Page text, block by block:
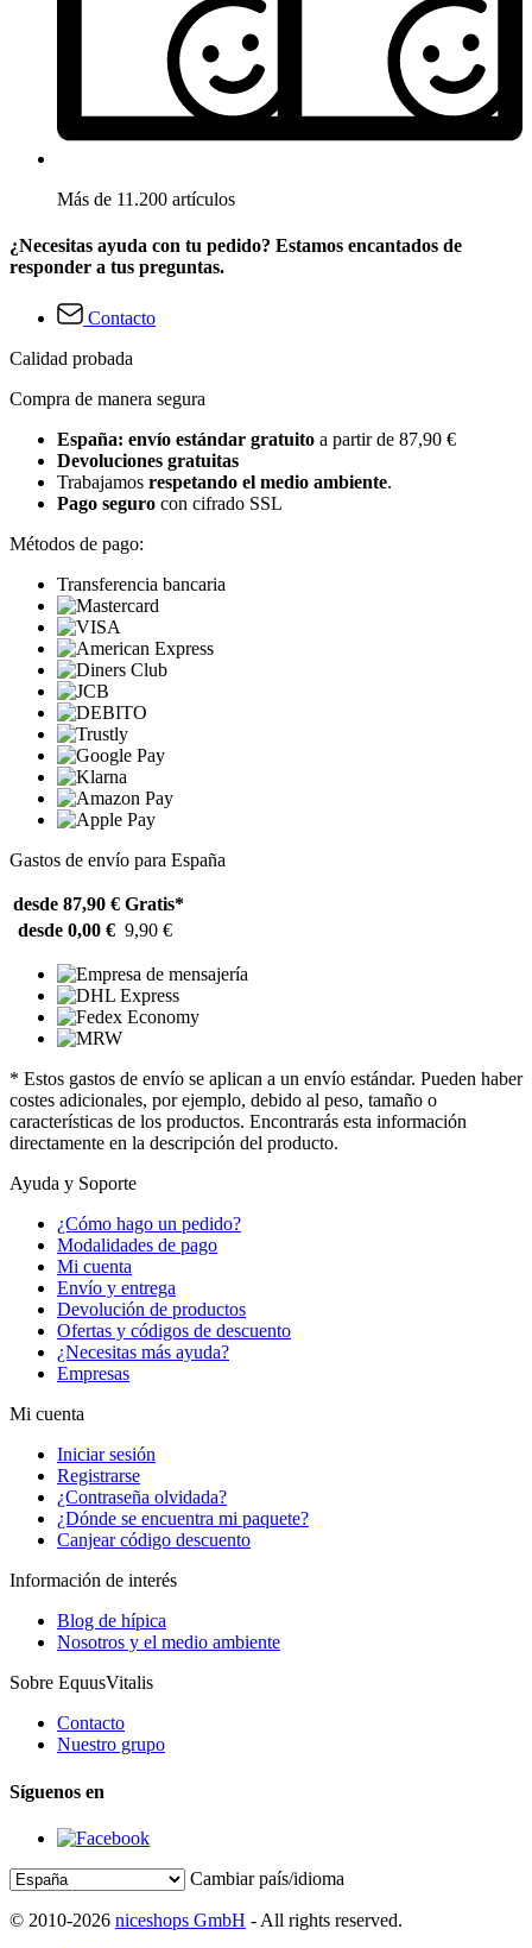
Más de 11.200 artículos
¿Necesitas ayuda con tu pedido? Estamos encantados de
responder a tus preguntas.
Contacto
Calidad probada
Compra de manera segura
España: envío estándar gratuito a partir de 87,90 €
Devoluciones gratuitas
Trabajamos respetando el medio ambiente.
Pago seguro con cifrado SSL
Métodos de pago:
Transferencia bancaria
Gastos de envío para España
desde 87,90 € Gratis*
desde 0,00 € 9,90 €
* Estos gastos de envío se aplican a un envío estándar. Pueden haber
costes adicionales, por ejemplo, debido al peso, tamaño o
características de los productos. Encontrarás esta información
directamente en la descripción del producto.
Ayuda y Soporte
¿Cómo hago un pedido?
Modalidades de pago
Mi cuenta
Envío y entrega
Devolución de productos
Ofertas y códigos de descuento
¿Necesitas más ayuda?
Empresas
Mi cuenta
Iniciar sesión
Registrarse
¿Contraseña olvidada?
¿Dónde se encuentra mi paquete?
Canjear código descuento
Información de interés
Blog de hípica
Nosotros y el medio ambiente
Sobre EquusVitalis
Contacto
Nuestro grupo
Síguenos en
Cambiar país/idioma
© 2010-2026 niceshops GmbH - All rights reserved.